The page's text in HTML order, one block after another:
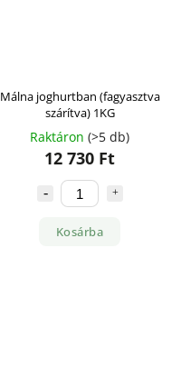
Málna joghurtban (fagyasztva
szárítva) 1KG
Raktáron (>5 db)
12 730 Ft
Kosárba